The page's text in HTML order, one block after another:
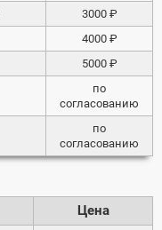
3000 ₽
4000 ₽
5000 ₽
по
согласованию
по
согласованию
Цена